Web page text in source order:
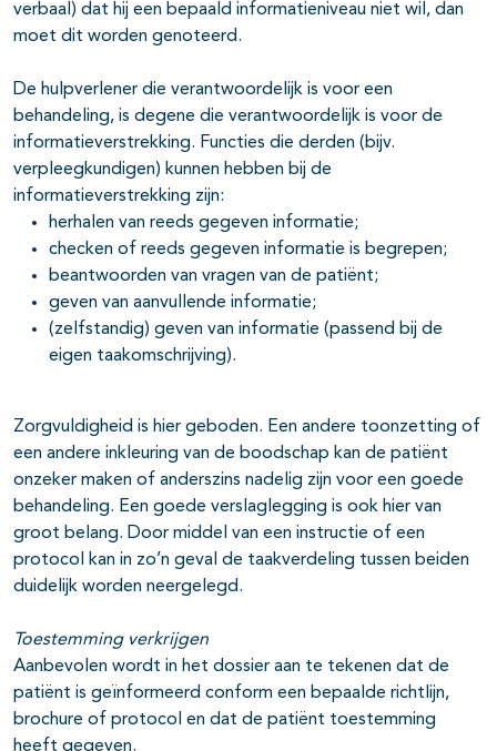
verbaal) dat hij een bepaald informatieniveau niet wil, dan
moet dit worden genoteerd.
De hulpverlener die verantwoordelijk is voor een
behandeling, is degene die verantwoordelijk is voor de
informatieverstrekking. Functies die derden (bijv.
verpleegkundigen) kunnen hebben bij de
informatieverstrekking zijn:
herhalen van reeds gegeven informatie;
checken of reeds gegeven informatie is begrepen;
beantwoorden van vragen van de patiënt;
geven van aanvullende informatie;
(zelfstandig) geven van informatie (passend bij de
eigen taakomschrijving).
Zorgvuldigheid is hier geboden. Een andere toonzetting of
een andere inkleuring van de boodschap kan de patiënt
onzeker maken of anderszins nadelig zijn voor een goede
behandeling. Een goede verslaglegging is ook hier van
groot belang. Door middel van een instructie of een
protocol kan in zo’n geval de taakverdeling tussen beiden
duidelijk worden neergelegd.
Toestemming verkrijgen
Aanbevolen wordt in het dossier aan te tekenen dat de
patiënt is geïnformeerd conform een bepaalde richtlijn,
brochure of protocol en dat de patiënt toestemming
heeft gegeven.